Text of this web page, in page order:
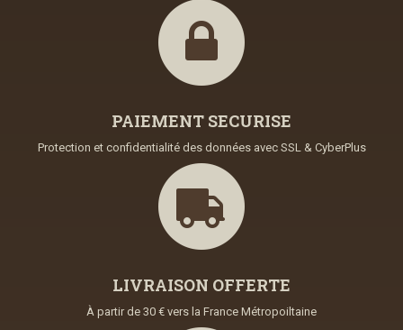
PAIEMENT SECURISE
Protection et confidentialité des données avec SSL & CyberPlus
LIVRAISON OFFERTE
À partir de 30 € vers la France Métropoiltaine